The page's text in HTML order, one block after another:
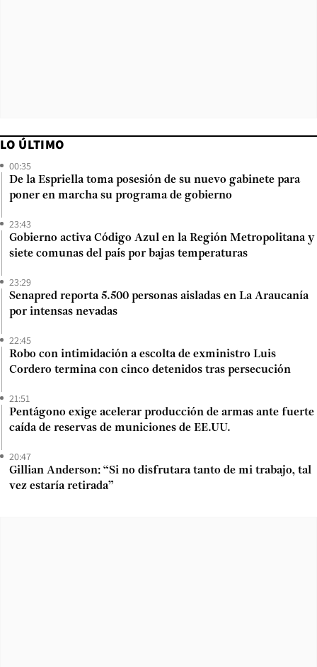
LO ÚLTIMO
00:35
De la Espriella toma posesión de su nuevo gabinete para
poner en marcha su programa de gobierno
23:43
Gobierno activa Código Azul en la Región Metropolitana y
siete comunas del país por bajas temperaturas
23:29
Senapred reporta 5.500 personas aisladas en La Araucanía
por intensas nevadas
22:45
Robo con intimidación a escolta de exministro Luis
Cordero termina con cinco detenidos tras persecución
21:51
Pentágono exige acelerar producción de armas ante fuerte
caída de reservas de municiones de EE.UU.
20:47
Gillian Anderson: “Si no disfrutara tanto de mi trabajo, tal
vez estaría retirada”